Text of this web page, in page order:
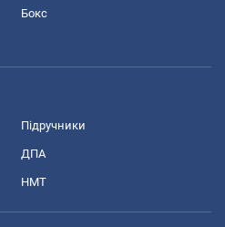
Бокс
Підручники
ДПА
НМТ